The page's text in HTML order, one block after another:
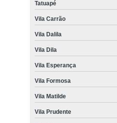
Tatuapé
Vila Carrão
Vila Dalila
Vila Dila
Vila Esperança
Vila Formosa
Vila Matilde
Vila Prudente